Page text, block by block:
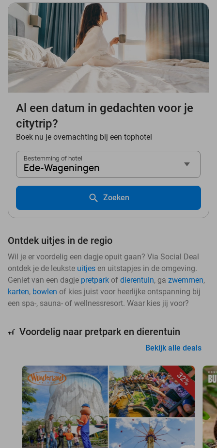
Al een datum in gedachten voor je
citytrip?
Boek nu je overnachting bij een tophotel
Bestemming of hotel
Ede-Wageningen
Zoeken
Ontdek uitjes in de regio
Wil je er voordelig een dagje opuit gaan? Via Social Deal
ontdek je de leukste uitjes en uitstapjes in de omgeving.
Geniet van een dagje pretpark of dierentuin, ga zwemmen,
karten, bowlen of kies juist voor heerlijke ontspanning bij
een spa-, sauna- of wellnessresort. Waar kies jij voor?
🎢 Voordelig naar pretpark en dierentuin
Bekijk alle deals
32%